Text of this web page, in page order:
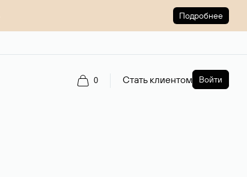
Подробнее
0 Стать клиентом Войти